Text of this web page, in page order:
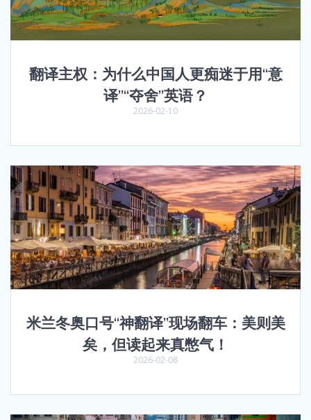
翻译主权：为什么中国人更痴迷于用“意
译”“夺舍”英语？
2026-02-10
米兰冬奥口号“神翻译”现场翻车：美则美
矣，但读起来真憋气！
2026-02-08